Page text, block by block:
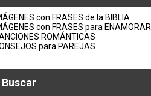
con FRASES de la BIBLIA
con FRASES para ENAMORAR
ROMÁNTICAS
para PAREJAS
Buscar